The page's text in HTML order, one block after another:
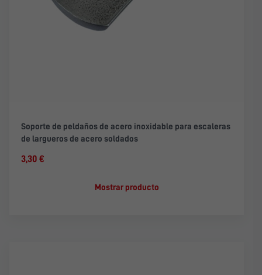
Soporte de peldaños de acero inoxidable para escaleras
de largueros de acero soldados
3,30 €
Mostrar producto